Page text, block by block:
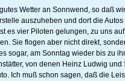
Wetter an Sonnwend, so daß
auszuheben und dort die Autos
es vier Piloten gelungen, zu uns
Sie flogen aber nicht direkt,
sogar, am Sonntag wieder bis zu
von denen Heinz Ludwig
Ich muß schon sagen, daß die